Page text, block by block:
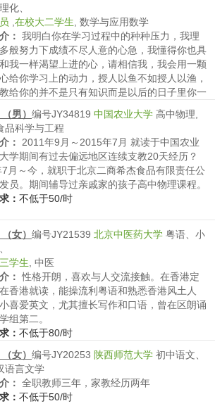
化、
在校大二学生 数学与应用数学
： 我明白你在学习过程中的种种压力，我理
般努力下成绩不尽人意的心急，我懂得你也具
我一样渴望上进的心，请相信我，我会用一颗
给你学习上的动力，授人以鱼不如授人以渔，
给你的并不是只有知识而是以后的日子里你一
：不低于60/时
男） 编号JY34819 中国农业大学 高中物理,
品科学与工程
：
2011年9月～2015年7月 就读于中国农业
学期间有过去偏远地区连续支教20天经历？
月～今，就职于北京二商希杰食品有限责任公
员。期间辅导过亲戚家的孩子高中物理课程。
： 不低于50/时
女） 编号JY21539 北京中医药大学 粤语、小
学生 中医
： 性格开朗，喜欢与人交流接触。在香港定
香港就读，能操流利粤语和熟悉香港风土人
喜爱英文，尤其擅长写作和口语，曾在区朗诵
组第二。
： 不低于80/时
女） 编号JY20253 陕西师范大学 初中语文、
语言文学
： 全职教师三年，家教经历两年
： 不低于50/时